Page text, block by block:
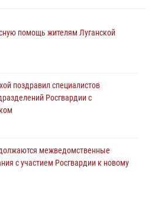
помощь жителям Луганской
поздравил специалистов
Росгвардии с
межведомственные
с участием Росгвардии к новому